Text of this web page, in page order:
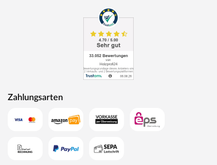
Zahlungsarten